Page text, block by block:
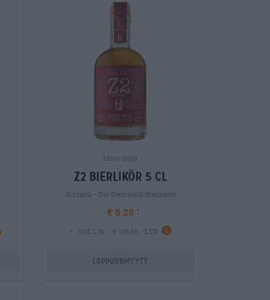
Muut tyylit
z2 bierlikör 5 cl
Schraml – Die Steinwald-Brennerei
€ 5,28
-
0,05 L St. - € 105,60 / LTR
Loppuunmyyty